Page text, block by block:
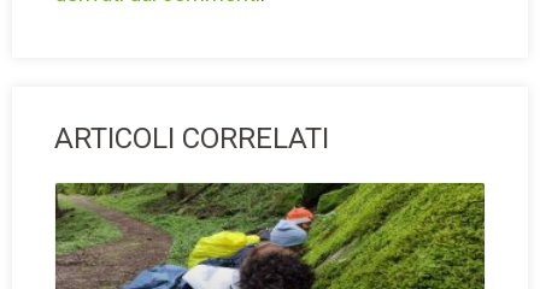
ARTICOLI CORRELATI